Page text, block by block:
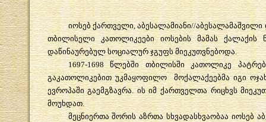
იოსებ ქართველი,აბესალამიანი//აბესალამაშვილი
თბილისელი
კათოლიკეები იოსების მამას ქალაქის
დაწინაურებულ სოციალურ ჯგუფს მიეკუთვნებოდა.
1697-1698წლებში თბილისში კათოლიკე
გაკათოლიკებით უკმაყოფილო მოქალაქეებმა იგი
ევროპაში გაემგზავრა. ის იმ ქართველთა რიცხვს
მოუხდათ.
მეცნიერთა შორის აზრთა სხვადასხვაობაა იოსებ